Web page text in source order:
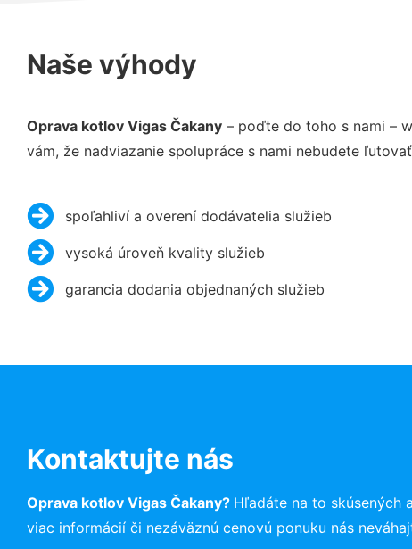
Naše výhody
Oprava kotlov Vigas Čakany – poďte do toho s nami –
vám, že nadviazanie spolupráce s nami nebudete
spoľahliví a overení dodávatelia služieb
vysoká úroveň kvality služieb
garancia dodania objednaných služieb
Kontaktujte nás
Oprava kotlov Vigas Čakany? Hľadáte na to skúsených
viac informácií či nezáväznú cenovú ponuku nás